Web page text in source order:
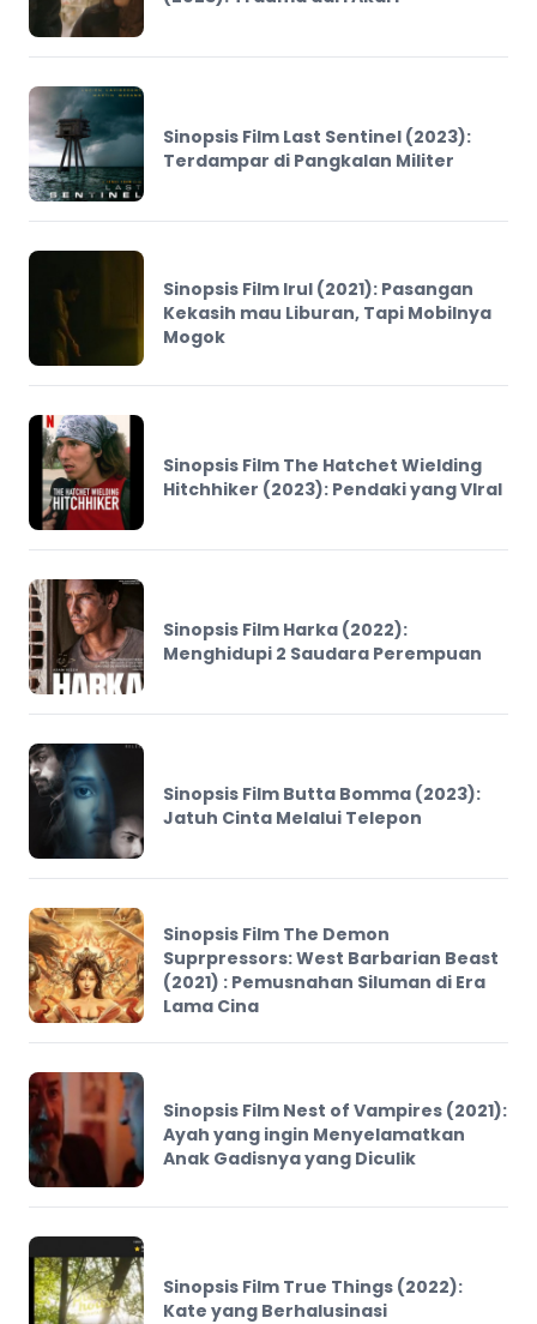
Sinopsis Film Last Sentinel (2023):
Terdampar di Pangkalan Militer
Sinopsis Film Irul (2021): Pasangan
Kekasih mau Liburan, Tapi Mobilnya
Mogok
Sinopsis Film The Hatchet Wielding
Hitchhiker (2023): Pendaki yang VIral
Sinopsis Film Harka (2022):
Menghidupi 2 Saudara Perempuan
Sinopsis Film Butta Bomma (2023):
Jatuh Cinta Melalui Telepon
Sinopsis Film The Demon
Suprpressors: West Barbarian Beast
(2021) : Pemusnahan Siluman di Era
Lama Cina
Sinopsis Film Nest of Vampires (2021):
Ayah yang ingin Menyelamatkan
Anak Gadisnya yang Diculik
Sinopsis Film True Things (2022):
Kate yang Berhalusinasi